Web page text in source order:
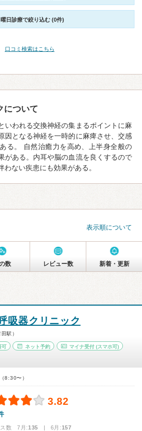
曜日診療で絞り込む (0件)
口コミ検索はこちら
について
いわれる交換神経の集まるポイントに麻
因となる神経を一時的に麻痺させ、交感
る。 自然治癒力を高め、上半身全般の
がある。内耳や脳の血流を良くするので
ない疾患にも効果がある。
表示順について
数 レビュー数 新着・更新
吸器クリニック
駅）
可 ネット予約 マイナ受付 (スマホ可)
8:30〜）
3.82
ス数 7月:135 | 6月:157